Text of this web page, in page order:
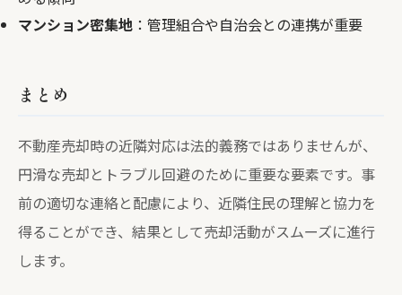
マンション密集地 ：管理組合や自治会との連携が重要
まとめ
不動産売却時の近隣対応は法的義務ではありませんが、
円滑な売却とトラブル回避のために重要な要素です。事
前の適切な連絡と配慮により、近隣住民の理解と協力を
得ることができ、結果として売却活動がスムーズに進行
します。